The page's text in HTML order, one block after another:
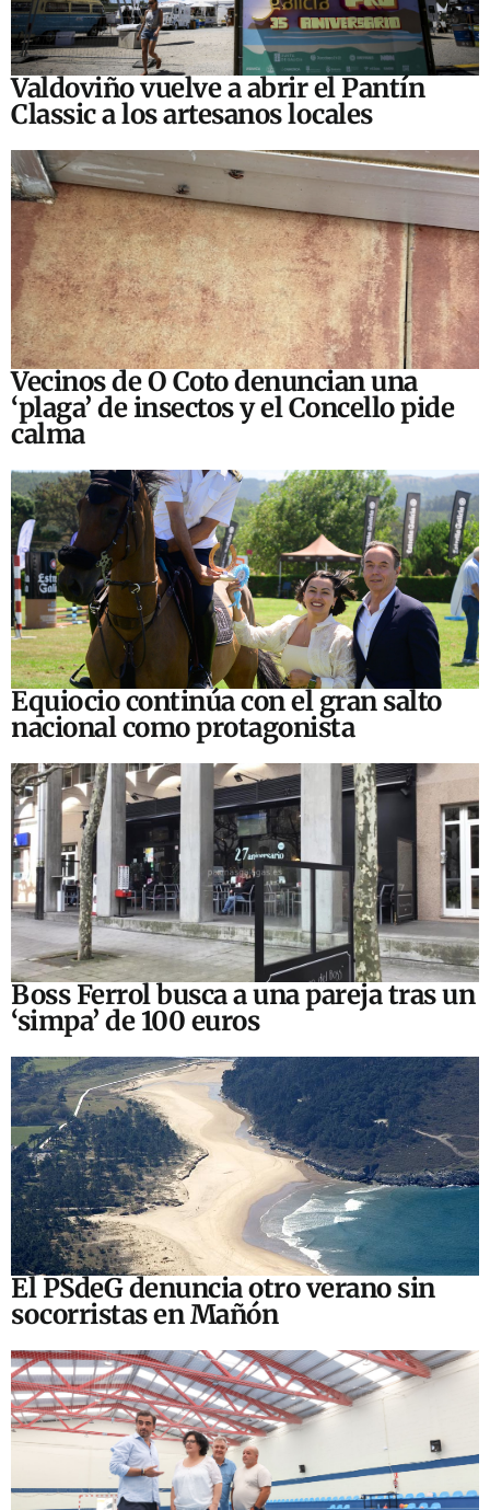
Valdoviño vuelve a abrir el Pantín
Classic a los artesanos locales
Vecinos de O Coto denuncian una
‘plaga’ de insectos y el Concello pide
calma
Equiocio continúa con el gran salto
nacional como protagonista
Boss Ferrol busca a una pareja tras un
‘simpa’ de 100 euros
El PSdeG denuncia otro verano sin
socorristas en Mañón